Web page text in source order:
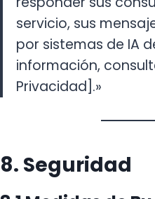
servicio, sus
por sistemas de IA
información,
Privacidad].»
8. Seguridad